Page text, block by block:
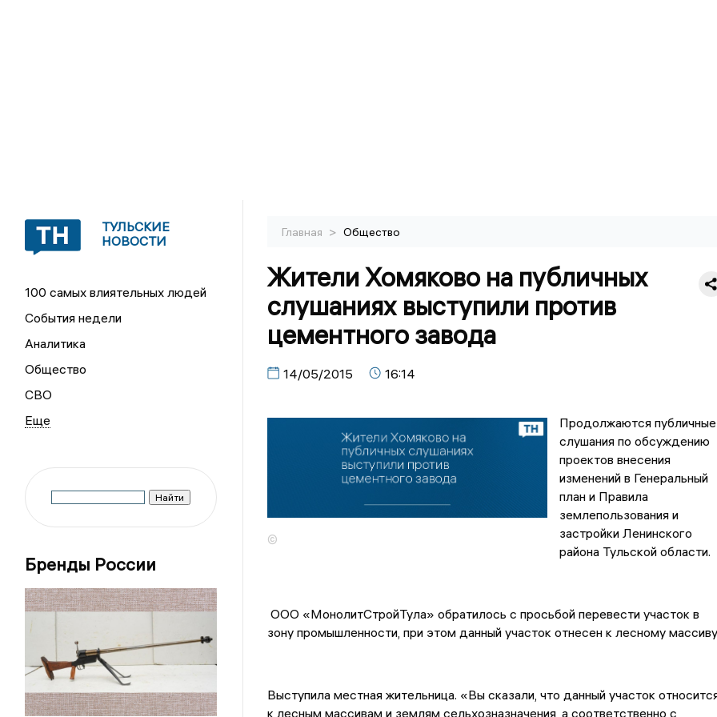
ТУЛЬСКИЕ
НОВОСТИ
100 самых влиятельных людей
События недели
Аналитика
Общество
СВО
Бренды России
Главная > Общество
Жители Хомяково на публичных
слушаниях выступили против
цементного завода
14/05/2015 16:14
©
Продолжаются публичные
слушания по обсуждению
проектов внесения
изменений в Генеральный
план и Правила
землепользования и
застройки Ленинского
района Тульской области.
ООО «МонолитСтройТула» обратилось с просьбой перевести участок в
зону промышленности, при этом данный участок отнесен к лесному
Выступила местная жительница. «Вы сказали, что данный участок
к лесным массивам и землям сельхозназначения, а соответственно с